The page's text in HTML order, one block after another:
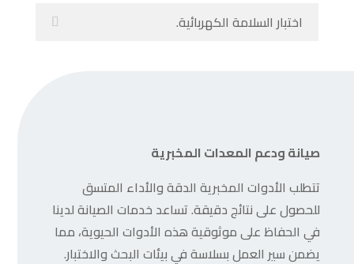
اختبار السلامة الكهربائية.
صيانة ودعم المعدات المخبرية
تتطلب الأدوات المخبرية الدقة والأداء المتسق
للحصول على نتائج دقيقة. تساعد خدمات الصيانة لدينا
في الحفاظ على موثوقية هذه الأدوات الحيوية، مما
يضمن سير العمل بسلاسة في بيئات البحث والاختبار.